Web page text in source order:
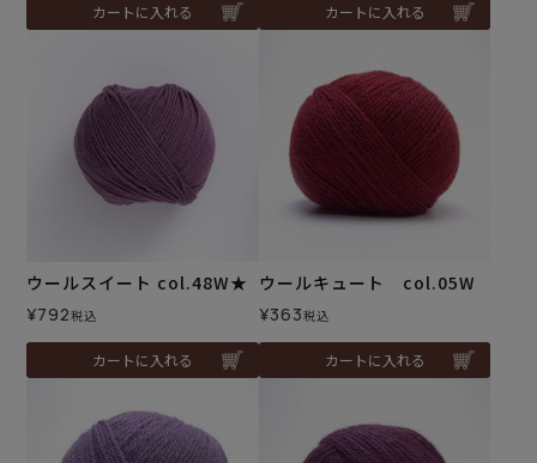
カートに入れる カートに入れる
ウールスイート col.48W★
¥792税込
カートに入れる
ウールキュート col.05W
¥363税込
カートに入れる